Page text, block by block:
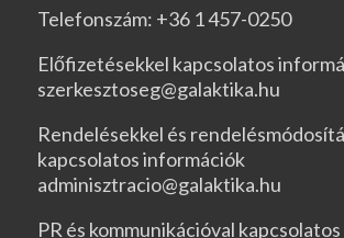
Telefonszám: +36 1 457-0250
Előfizetésekkel kapcsolatos
szerkesztoseg@galaktika.hu
Rendelésekkel és
kapcsolatos információk
adminisztracio@galaktika.hu
PR és kommunikációval